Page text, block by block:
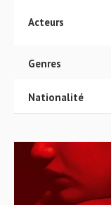
Acteurs
Genres
Nationalité